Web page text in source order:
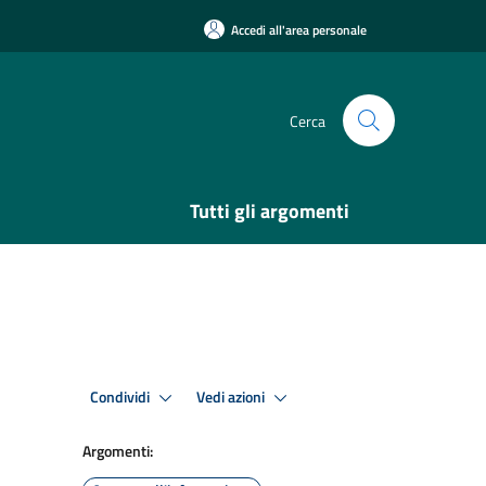
Accedi all'area personale
Cerca
Tutti gli argomenti
Condividi Vedi azioni
Argomenti: